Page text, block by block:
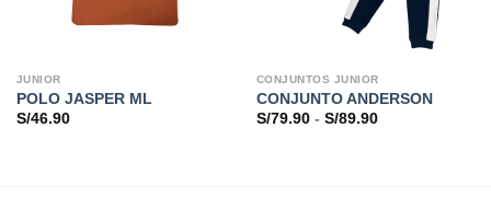
JUNIOR
POLO JASPER ML
S/46.90
CONJUNTOS JUNIOR
CONJUNTO ANDERSON
S/79.90 - S/89.90Rango